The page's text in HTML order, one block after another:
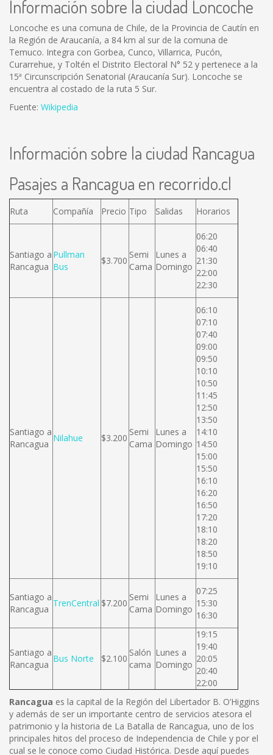
Información sobre la ciudad Loncoche
Loncoche es una comuna de Chile, de la Provincia de Cautín en
la Región de Araucanía, a 84 km al sur de la comuna de
Temuco. Integra con Gorbea, Cunco, Villarrica, Pucón,
Curarrehue, y Toltén el Distrito Electoral N° 52 y pertenece a la
15ª Circunscripción Senatorial (Araucanía Sur). Loncoche se
encuentra al costado de la ruta 5 Sur.
Fuente: Wikipedia
Información sobre la ciudad Rancagua
Pasajes a Rancagua en recorrido.cl
Ruta Compañía Precio Tipo Salidas Horarios
Santiago a
Rancagua
Pullman
Bus
$3.700
Semi
Cama
Lunes a
Domingo
06:20
06:40
21:30
22:00
22:30
Santiago a
Rancagua
Nilahue $3.200
Semi
Cama
Lunes a
Domingo
06:10
07:10
07:40
09:00
09:50
10:10
10:50
11:45
12:50
13:50
14:10
14:50
15:00
15:50
16:10
16:20
16:50
17:20
18:10
18:20
18:50
19:10
Santiago a
Rancagua
TrenCentral $7.200
Semi
Cama
Lunes a
Domingo
07:25
15:30
16:30
Santiago a
Rancagua
Bus Norte $2.100
Salón
cama
Lunes a
Domingo
19:15
19:40
20:05
20:40
22:00
Rancagua es la capital de la Región del Libertador B. O’Higgins
y además de ser un importante centro de servicios atesora el
patrimonio y la historia de La Batalla de Rancagua, uno de los
principales hitos del proceso de Independencia de Chile y por el
cual se le conoce como Ciudad Histórica. Desde aquí puedes